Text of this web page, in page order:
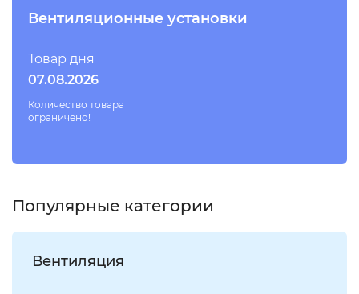
Вентиляционные установки
Товар дня
07.08.2026
Количество товара
ограничено!
Популярные категории
Вентиляция